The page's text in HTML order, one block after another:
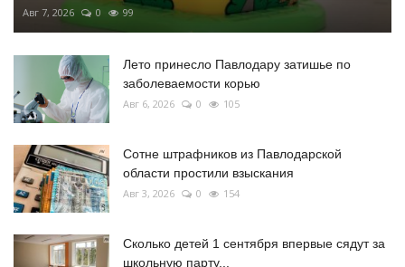
Авг 7, 2026 0 99
Лето принесло Павлодару затишье по
заболеваемости корью
Авг 6, 2026 0 105
Сотне штрафников из Павлодарской
области простили взыскания
Авг 3, 2026 0 154
Сколько детей 1 сентября впервые сядут за
школьную парту...